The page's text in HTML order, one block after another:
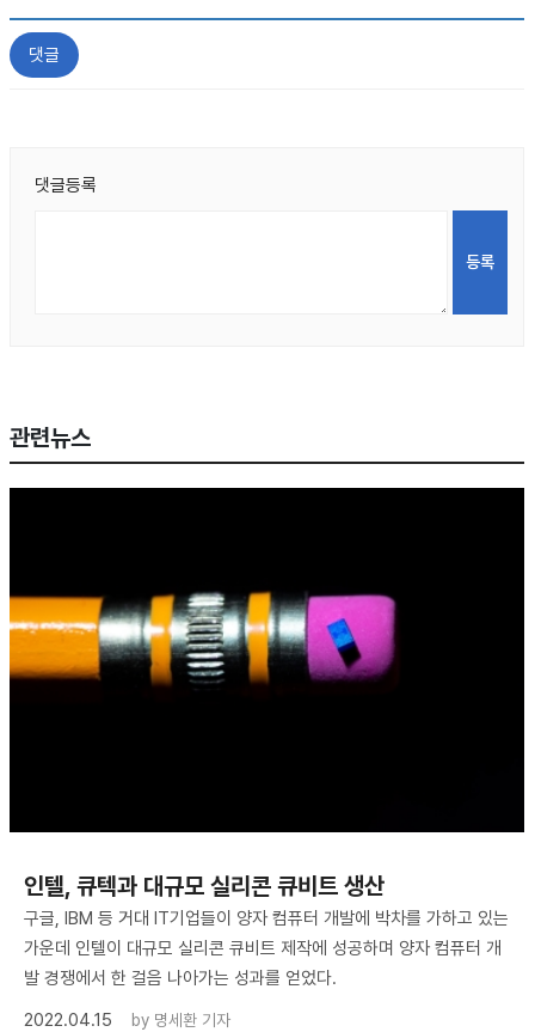
댓글
댓글등록
관련뉴스
인텔, 큐텍과 대규모 실리콘 큐비트 생산
구글, IBM 등 거대 IT기업들이 양자 컴퓨터 개발에 박차를 가하고 있는
가운데 인텔이 대규모 실리콘 큐비트 제작에 성공하며 양자 컴퓨터 개
발 경쟁에서 한 걸음 나아가는 성과를 얻었다.
2022.04.15
by 명세환 기자